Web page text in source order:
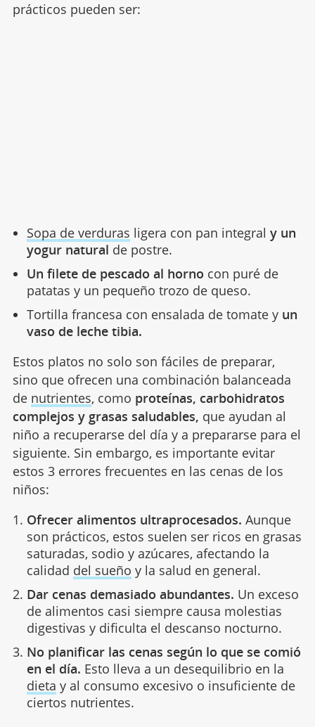
tiene por qué ser complicado.
Sopa de verduras ligera con pan integral
yogur naturalde postre.
Un filete de pescado al hornocon puré de
patatas y un pequeño trozo de queso.
Tortilla francesa con ensalada de tomate y
vaso de leche tibia.
Estos platos no solo son fáciles de preparar,
sino que ofrecen una combinación balanceada
denutrientes, comoproteínas, carbohidratos
complejos y grasas saludables,que ayudan al
niño a recuperarse del día y a prepararse para el
siguiente. Sin embargo, es importante evitar
estos 3 errores frecuentes en las cenas de los
niños:
Ofrecer alimentos ultraprocesados. Aunque
son prácticos, estos suelen ser ricos en grasas
saturadas, sodio y azúcares, afectando la
calidaddel sueñoy la salud en general.
Dar cenas demasiado abundantes.Un exceso
de alimentos casi siempre causa molestias
digestivas y dificulta el descanso nocturno.
No planificar las cenas según lo que se comió
en el día. Esto lleva a un desequilibrio en la
dietay al consumo excesivo o insuficiente de